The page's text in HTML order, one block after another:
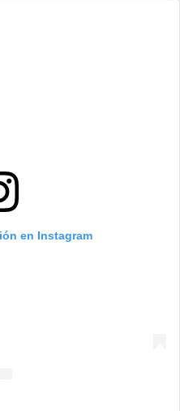
en Instagram